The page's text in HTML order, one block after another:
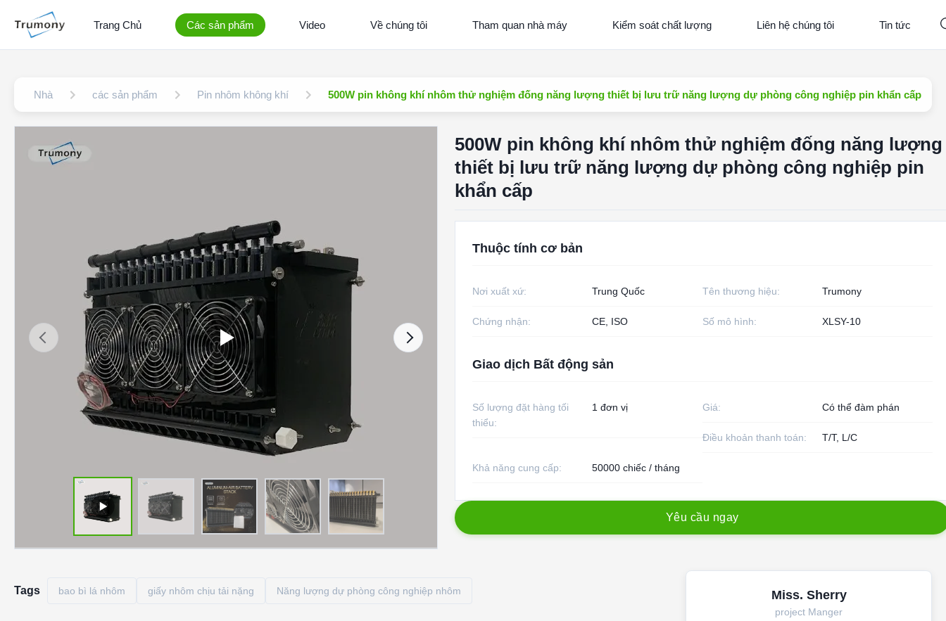
Trang Chủ Các sản phẩm Video Về chúng tôi Tham quan nhà máy Kiểm soát chất lượng Liên hệ chúng tôi Tin tức
Nhà các sản phẩm Pin nhôm không khí 500W pin không khí nhôm thử nghiệm đống năng lượng thiết bị lưu trữ năng lượng dự phòng công nghiệp pin khẩn cấp
500W pin không khí nhôm thử nghiệm đống năng lượng
thiết bị lưu trữ năng lượng dự phòng công nghiệp pin
khẩn cấp
Thuộc tính cơ bản
Nơi xuất xứ: Trung Quốc Tên thương hiệu: Trumony
Chứng nhận: CE, ISO Số mô hình: XLSY-10
Giao dịch Bất động sản
Số lượng đặt hàng tối
thiểu:
1 đơn vị Giá: Có thể đàm phán
Điều khoản thanh toán: T/T, L/C
Khả năng cung cấp: 50000 chiếc / tháng
Yêu cầu ngay
Tags bao bì lá nhôm giấy nhôm chịu tải nặng Năng lượng dự phòng công nghiệp nhôm Miss. Sherry
project Manger